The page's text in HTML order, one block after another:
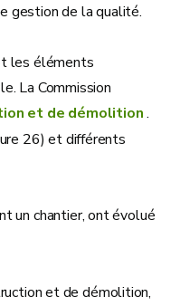
gestion de la qualité.
les éléments
La Commission
et de démolition.
26) et différents
un chantier, ont évolué
et de démolition,